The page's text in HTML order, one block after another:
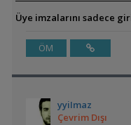
Üye imzalarını sadece
ÖM
yyiImaz
Çevrim Dışı